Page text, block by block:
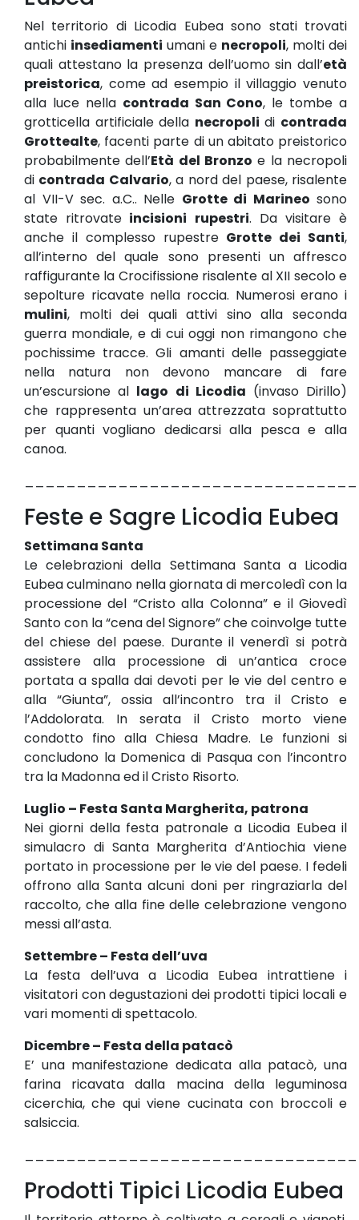
Nel territorio di Licodia Eubea sono stati trovati
antichi insediamenti umani e necropoli, molti dei
quali attestano la presenza dell’uomo sin dall’età
preistorica, come ad esempio il villaggio venuto
alla luce nella contrada San Cono, le tombe a
grotticella artificiale della necropoli di contrada
Grottealte, facenti parte di un abitato preistorico
probabilmente dell’Età del Bronzo e la necropoli
di contrada Calvario, a nord del paese, risalente
al VII-V sec. a.C.. Nelle Grotte di Marineo sono
state ritrovate incisioni rupestri. Da visitare è
anche il complesso rupestre Grotte dei Santi,
all’interno del quale sono presenti un affresco
raffigurante la Crocifissione risalente al XII secolo e
sepolture ricavate nella roccia. Numerosi erano i
mulini, molti dei quali attivi sino alla seconda
guerra mondiale, e di cui oggi non rimangono che
pochissime tracce. Gli amanti delle passeggiate
nella natura non devono mancare di fare
un’escursione al lago di Licodia (invaso Dirillo)
che rappresenta un’area attrezzata soprattutto
per quanti vogliano dedicarsi alla pesca e alla
canoa.
Feste e Sagre Licodia Eubea
Settimana Santa
Le celebrazioni della Settimana Santa a Licodia
Eubea culminano nella giornata di mercoledì con la
processione del “Cristo alla Colonna” e il Giovedì
Santo con la “cena del Signore” che coinvolge tutte
del chiese del paese. Durante il venerdì si potrà
assistere alla processione di un’antica croce
portata a spalla dai devoti per le vie del centro e
alla “Giunta”, ossia all’incontro tra il Cristo e
l’Addolorata. In serata il Cristo morto viene
condotto fino alla Chiesa Madre. Le funzioni si
concludono la Domenica di Pasqua con l’incontro
tra la Madonna ed il Cristo Risorto.
Luglio – Festa Santa Margherita, patrona
Nei giorni della festa patronale a Licodia Eubea il
simulacro di Santa Margherita d’Antiochia viene
portato in processione per le vie del paese. I fedeli
offrono alla Santa alcuni doni per ringraziarla del
raccolto, che alla fine delle celebrazione vengono
messi all’asta.
Settembre – Festa dell’uva
La festa dell’uva a Licodia Eubea intrattiene i
visitatori con degustazioni dei prodotti tipici locali e
vari momenti di spettacolo.
Dicembre – Festa della patacò
E’ una manifestazione dedicata alla patacò, una
farina ricavata dalla macina della leguminosa
cicerchia, che qui viene cucinata con broccoli e
salsiccia.
Prodotti Tipici Licodia Eubea